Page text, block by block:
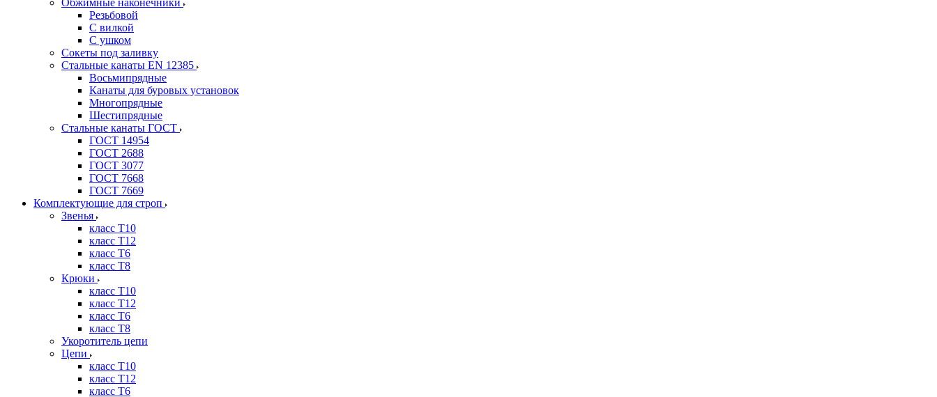
Обжимные наконечники
Резьбовой
С вилкой
С ушком
Сокеты под заливку
Стальные канаты EN 12385
Восьмипрядные
Канаты для буровых установок
Многопрядные
Шестипрядные
Стальные канаты ГОСТ
ГОСТ 14954
ГОСТ 2688
ГОСТ 3077
ГОСТ 7668
ГОСТ 7669
Комплектующие для строп
Звенья
класс Т10
класс Т12
класс Т6
класс Т8
Крюки
класс Т10
класс Т12
класс Т6
класс Т8
Укоротитель цепи
Цепи
класс Т10
класс Т12
класс Т6